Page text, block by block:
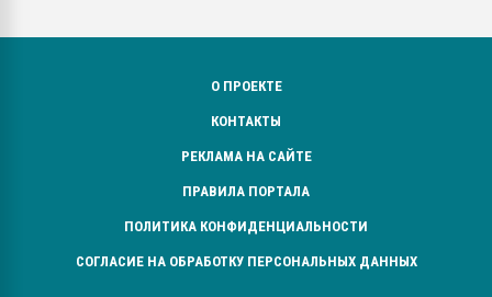
О ПРОЕКТЕ
КОНТАКТЫ
РЕКЛАМА НА САЙТЕ
ПРАВИЛА ПОРТАЛА
ПОЛИТИКА КОНФИДЕНЦИАЛЬНОСТИ
СОГЛАСИЕ НА ОБРАБОТКУ ПЕРСОНАЛЬНЫХ ДАННЫХ